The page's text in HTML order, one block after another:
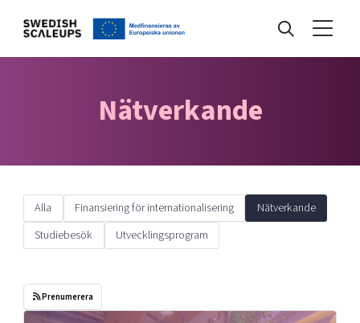
Kunskapsbank
Programmet
Nätverkande
Alla Finansiering för internationalisering
Nätverkande
Studiebesök
Utvecklingsprogram
Prenumerera